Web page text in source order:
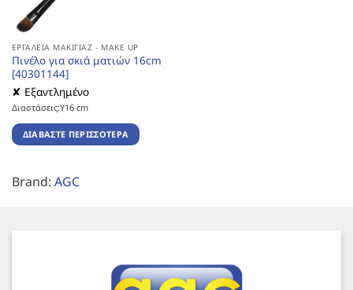
ΕΡΓΑΛΕΊΑ ΜΑΚΙΓΙΆΖ - MAKE UP
Πινέλο για σκιά ματιών 16cm
[40301144]
✘ Εξαντλημένο
Διαστάσεις:Υ16 cm
ΔΙΑΒΆΣΤΕ ΠΕΡΙΣΣΌΤΕΡΑ
Brand: AGC